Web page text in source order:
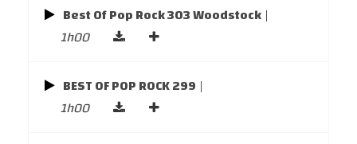
Best Of Pop Rock 303 Woodstock |
1h00
BEST OF POP ROCK 299 |
1h00